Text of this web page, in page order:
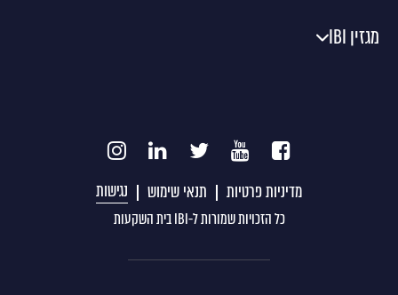
מגזין IBI
מדיניות פרטיות תנאי שימוש נגישות
כל הזכויות שמורות ל-IBI בית השקעות